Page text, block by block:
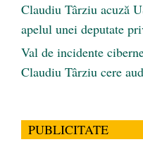
Claudiu Târziu acuză
apelul unei deputate
Val de incidente
Claudiu Târziu cere
PUBLICITATE